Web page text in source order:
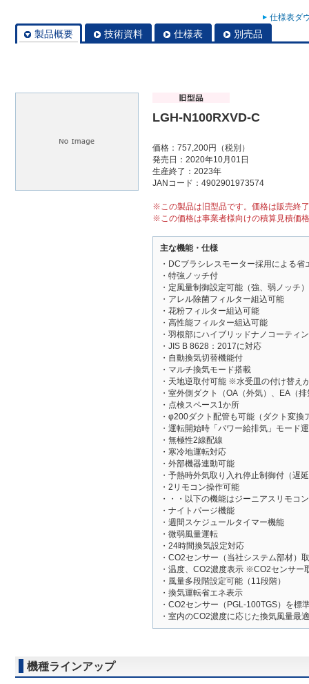
仕様表ダ
製品概要 技術資料 仕様表 別売品
LGH-N100RXVD-C
価格：757,200円（税別）
発売日：2020年10月01日
生産終了：2023年
JANコード：4902901973574
※この製品は旧型品です。価格は販売終
※この価格は事業者様向けの積算見積価
主な機能・仕様
・DCブラシレスモーター採用による省
・特強ノッチ付
・定風量制御設定可能（強、弱ノッチ）
・アレル除菌フィルター組込可能
・花粉フィルター組込可能
・高性能フィルター組込可能
・羽根部にハイブリッドナノコーティ
・JIS B 8628：2017に対応
・自動換気切替機能付
・マルチ換気モード搭載
・天地逆取付可能 ※水受皿の付け替え
・室外側ダクト（OA（外気）、EA（
・点検スペース1か所
・φ200ダクト配管も可能（ダクト変換
・運転開始時「パワー給排気」モード
・無極性2線配線
・寒冷地運転対応
・外部機器連動可能
・予熱時外気取り入れ停止制御付（遅
・2リモコン操作可能
・・・以下の機能はジーニアスリモコ
・ナイトパージ機能
・週間スケジュールタイマー機能
・微弱風量運転
・24時間換気設定対応
・CO2センサー（当社システム部材）
・温度、CO2濃度表示 ※CO2センサー
・風量多段階設定可能（11段階）
・換気運転省エネ表示
・CO2センサー（PGL-100TGS）を標
・室内のCO2濃度に応じた換気風量最
機種ラインアップ